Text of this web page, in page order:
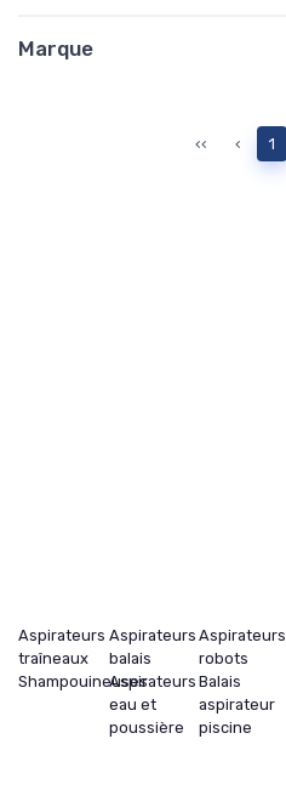
Marque
‹‹ ‹ 1
Aspirateurs
traîneaux
Aspirateurs
balais
Aspirateurs
robots
ShampouineusesAspirateurs
eau et
poussière
Balais
aspirateur
piscine